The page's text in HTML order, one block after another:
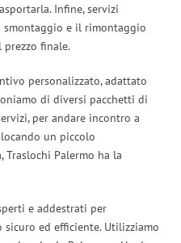
Infine, servizi
smontaggio e il rimontaggio
finale.
personalizzato, adattato
di diversi pacchetti di
per andare incontro a
un piccolo
Traslochi Palermo ha la
e addestrati per
ed efficiente. Utilizziamo